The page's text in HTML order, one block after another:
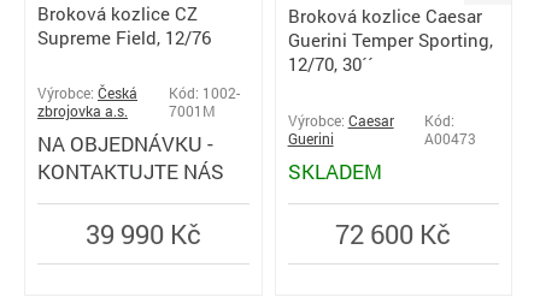
Broková kozlice CZ
Supreme Field, 12/76
Výrobce: Česká
zbrojovka a.s.
Kód: 1002-
7001M
NA OBJEDNÁVKU -
KONTAKTUJTE NÁS
39 990 Kč
Broková kozlice Caesar
Guerini Temper Sporting,
12/70, 30´´
Výrobce: Caesar
Guerini
Kód:
A00473
SKLADEM
72 600 Kč